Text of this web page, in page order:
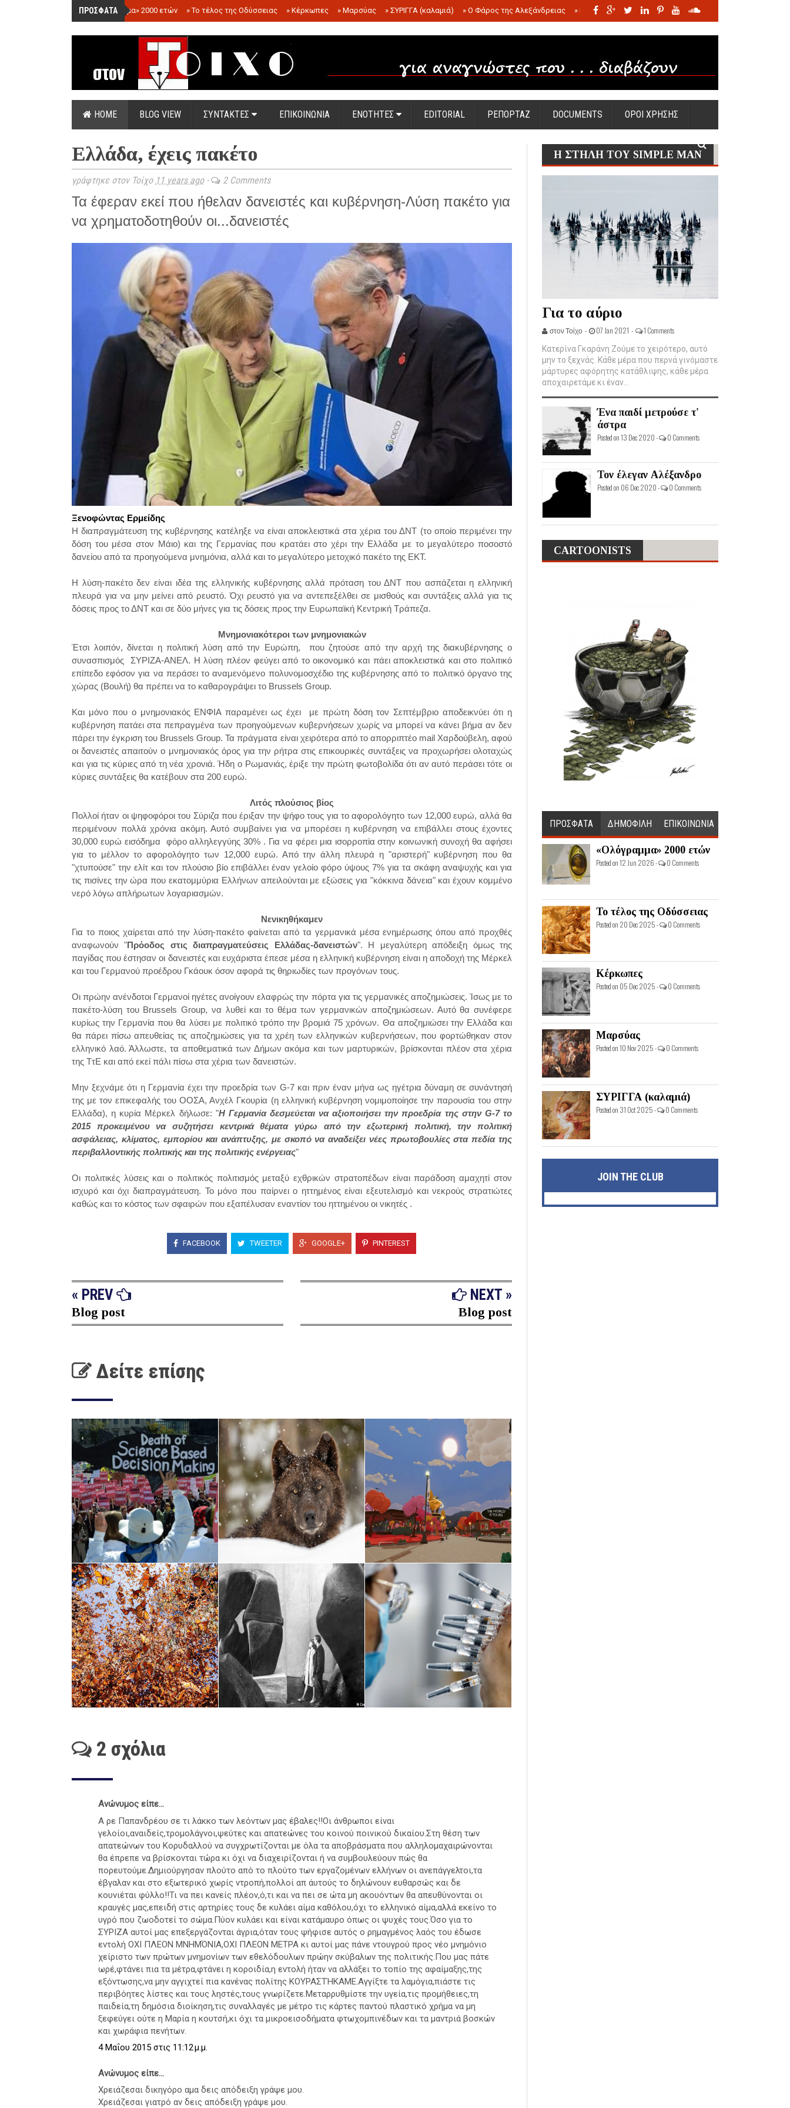
ΠΡΟΣΦΑΤΑ
»«Ολόγραμμα» 2000 ετών »Το τέλος της Οδύσσειας » Κέρκωπες » Μαρσύας » ΣΥΡΙΓΓΑ (καλαμιά) » Ο Φάρος της Αλεξάνδρειας » Η σφαγή των νηπίων της Σάντας
.
HOME BLOG VIEW ΣΥΝΤΑΚΤΕΣ ΕΠΙΚΟΙΝΩΝΙΑ ΕΝΟΤΗΤΕΣ EDITORIAL ΡΕΠΟΡΤΑΖ DOCUMENTS ΟΡΟΙ ΧΡΗΣΗΣ
Ελλάδα, έχεις πακέτο
γράφτηκε στον Τοίχο 11 years ago- 2 Comments
Τα έφεραν εκεί που ήθελαν δανειστές και κυβέρνηση-Λύση πακέτο για
να χρηματοδοτηθούν οι...δανειστές
Ξενοφώντας Ερμείδης
Η διαπραγμάτευση της κυβέρνησης κατέληξε να είναι αποκλειστικά στα χέρια του ΔΝΤ (το οποίο περιμένει την
δόση του μέσα στον Μάιο) και της Γερμανίας που κρατάει στο χέρι την Ελλάδα με το μεγαλύτερο ποσοστό
δανείου από τα προηγούμενα μνημόνια, αλλά και το μεγαλύτερο μετοχικό πακέτο της ΕΚΤ.
Η λύση-πακέτο δεν είναι ιδέα της ελληνικής κυβέρνησης αλλά πρόταση του ΔΝΤ που ασπάζεται η ελληνική
πλευρά για να μην μείνει από ρευστό. Όχι ρευστό για να αντεπεξέλθει σε μισθούς και συντάξεις αλλά για τις
δόσεις προς το ΔΝΤ και σε δύο μήνες για τις δόσεις προς την Ευρωπαϊκή Κεντρική Τράπεζα.
Μνημονιακότεροι των μνημονιακών
Έτσι λοιπόν, δίνεται η πολιτική λύση από την Ευρώπη, που ζητούσε από την αρχή της διακυβέρνησης ο
συνασπισμός ΣΥΡΙΖΑ-ΑΝΕΛ. Η λύση πλέον φεύγει από το οικονομικό και πάει αποκλειστικά και στο πολιτικό
επίπεδο εφόσον για να περάσει το αναμενόμενο πολυνομοσχέδιο της κυβέρνησης από το πολιτικό όργανο της
χώρας (Βουλή) θα πρέπει να το καθαρογράψει το Brussels Group.
Και μόνο που ο μνημονιακός ΕΝΦΙΑ παραμένει ως έχει με πρώτη δόση τον Σεπτέμβριο αποδεικνύει ότι η
κυβέρνηση πατάει στα πεπραγμένα των προηγούμενων κυβερνήσεων χωρίς να μπορεί να κάνει βήμα αν δεν
πάρει την έγκριση του Brussels Group. Τα πράγματα είναι χειρότερα από το απορριπτέο mail Χαρδούβελη, αφού
οι δανειστές απαιτούν ο μνημονιακός όρος για την ρήτρα στις επικουρικές συντάξεις να προχωρήσει ολοταχώς
και για τις κύριες από τη νέα χρονιά. Ήδη ο Ρωμανιάς, έριξε την πρώτη φωτοβολίδα ότι αν αυτό περάσει τότε οι
κύριες συντάξεις θα κατέβουν στα 200 ευρώ.
Λιτός πλούσιος βίος
Πολλοί ήταν οι ψηφοφόροι του Σύριζα που έριξαν την ψήφο τους για το αφορολόγητο των 12,000 ευρώ, αλλά θα
περιμένουν πολλά χρόνια ακόμη. Αυτό συμβαίνει για να μπορέσει η κυβέρνηση να επιβάλλει στους έχοντες
30,000 ευρώ εισόδημα φόρο αλληλεγγύης 30% . Για να φέρει μια ισορροπία στην κοινωνική συνοχή θα αφήσει
για το μέλλον το αφορολόγητο των 12,000 ευρώ. Από την άλλη πλευρά η "αριστερή" κυβέρνηση που θα
"χτυπούσε" την ελίτ και τον πλούσιο βίο επιβάλλει έναν γελοίο φόρο ύψους 7% για τα σκάφη αναψυχής και για
τις πισίνες την ώρα που εκατομμύρια Ελλήνων απειλούνται με εξώσεις για "κόκκινα δάνεια" και έχουν κομμένο
νερό λόγω απλήρωτων λογαριασμών.
Νενικηθήκαμεν
Για το ποιος χαίρεται από την λύση-πακέτο φαίνεται από τα γερμανικά μέσα ενημέρωσης όπου από προχθές
αναφωνούν "Πρόοδος στις διαπραγματεύσεις Ελλάδας-δανειστών". Η μεγαλύτερη απόδειξη όμως της
παγίδας που έστησαν οι δανειστές και ευχάριστα έπεσε μέσα η ελληνική κυβέρνηση είναι η αποδοχή της Μέρκελ
και του Γερμανού προέδρου Γκάουκ όσον αφορά τις θηριωδίες των προγόνων τους.
Οι πρώην ανένδοτοι Γερμανοί ηγέτες ανοίγουν ελαφρώς την πόρτα για τις γερμανικές αποζημιώσεις. Ίσως με το
πακέτο-λύση του Brussels Group, να λυθεί και το θέμα των γερμανικών αποζημιώσεων. Αυτό θα συνέφερε
κυρίως την Γερμανία που θα λύσει με πολιτικό τρόπο την βρομιά 75 χρόνων. Θα αποζημιώσει την Ελλάδα και
θα πάρει πίσω απευθείας τις αποζημιώσεις για τα χρέη των ελληνικών κυβερνήσεων, που φορτώθηκαν στον
ελληνικό λαό. Άλλωστε, τα αποθεματικά των Δήμων ακόμα και των μαρτυρικών, βρίσκονται πλέον στα χέρια
της ΤτΕ και από εκεί πάλι πίσω στα χέρια των δανειστών.
Μην ξεχνάμε ότι η Γερμανία έχει την προεδρία των G-7 και πριν έναν μήνα ως ηγέτρια δύναμη σε συνάντησή
της με τον επικεφαλής του ΟΟΣΑ, Ανχέλ Γκουρία (η ελληνική κυβέρνηση νομιμοποίησε την παρουσία του στην
Ελλάδα), η κυρία Μέρκελ δήλωσε: "Η Γερμανία δεσμεύεται να αξιοποιήσει την προεδρία της στην G-7 το
2015 προκειμένου να συζητήσει κεντρικά θέματα γύρω από την εξωτερική πολιτική, την πολιτική
ασφάλειας, κλίματος, εμπορίου και ανάπτυξης, με σκοπό να αναδείξει νέες πρωτοβουλίες στα πεδία της
περιβαλλοντικής πολιτικής και της πολιτικής ενέργειας"
Οι πολιτικές λύσεις και ο πολιτικός πολιτισμός μεταξύ εχθρικών στρατοπέδων είναι παράδοση αμαχητί στον
ισχυρό και όχι διαπραγμάτευση. Το μόνο που παίρνει ο ηττημένος είναι εξευτελισμό και νεκρούς στρατιώτες
καθώς και το κόστος των σφαιρών που εξαπέλυσαν εναντίον του ηττημένου οι νικητές .
FACEBOOK TWEETER GOOGLE+ PINTEREST
« PREV
Blog post
NEXT »
Blog post
Δείτε επίσης
2 σχόλια
Ανώνυμος είπε...
Α ρε Παπανδρέου σε τι λάκκο των λεόντων μας έβαλες!!Οι άνθρωποι είναι
γελοίοι,αναιδείς,τρομολάγνοι,ψεύτες και απατεώνες του κοινού ποινικού δικαίου.Στη θέση των
απατεώνων του Κορυδαλλού να συγχρωτίζονται με όλα τα αποβράσματα που αλληλομαχαιρώνονται
θα έπρεπε να βρίσκονται τώρα κι όχι να διαχειρίζονται ή να συμβουλεύουν πώς θα
πορευτούμε.Δημιούργησαν πλούτο από το πλούτο των εργαζομένων ελλήνων οι ανεπάγγελτοι,τα
έβγαλαν και στο εξωτερικό χωρίς ντροπή,πολλοί απ άυτούς το δηλώνουν ευθαρσώς και δε
κουνιέται φύλλο!!Τι να πει κανείς πλέον,ό,τι και να πει σε ώτα μη ακουόντων θα απευθύνονται οι
κραυγές μας,επειδή στις αρτηρίες τους δε κυλάει αίμα καθόλου,όχι το ελληνικό αίμα,αλλά εκείνο το
υγρό που ζωοδοτεί το σώμα.Πύον κυλάει και είναι κατάμαυρο όπως οι ψυχές τους.Όσο για το
ΣΥΡΙΖΑ αυτοί μας επεξεργάζονται άγρια,όταν τους ψήφισε αυτός ο ρημαγμένος λαός του έδωσε
εντολή ΟΧΙ ΠΛΕΟΝ ΜΝΗΜΌΝΙΑ,ΟΧΙ ΠΛΕΟΝ ΜΕΤΡΑ κι αυτοί μας πάνε ντουγρού προς νέο μνημόνιο
χείριστο των πρώτων μνημονίων των εθελόδουλων πρώην σκύβαλων της πολιτικής.Που μας πάτε
ωρέ,φτάνει πια τα μέτρα,φτάνει η κοροιδία,η εντολή ήταν να αλλάξει το τοπίο της αφαίμαξης,της
εξόντωσης,να μην αγγιχτεί πια κανένας πολίτης ΚΟΥΡΑΣΤΉΚΑΜΕ.Αγγίξτε τα λαμόγια,πιάστε τις
περιβόητες λίστες και τους ληστές,τους γνωρίζετε.Μεταρρυθμίστε την υγεία,τις προμήθειες,τη
παιδεία,τη δημόσια διοίκηση,τις συναλλαγές με μέτρο τις κάρτες παντού πλαστικό χρήμα να μη
ξεφεύγει ούτε η Μαρία η κουτσή,κι όχι τα μικροεισοδήματα φτωχομπινέδων και τα μαντριά βοσκών
και χωράφια πενήτων.
4 Μαΐου 2015 στις 11:12 μ.μ.
Ανώνυμος είπε...
Χρειάζεσαι δικηγόρο αμα δεις απόδειξη γράψε μου.
Χρειάζεσαι γιατρό αν δεις απόδειξη γράψε μου.
Η ΣΤΗΛΗ ΤΟΥ SIMPLE MAN
Για το αύριο
στον Τοίχο - 07 Jan 2021 - 1 Comments
Κατερίνα Γκαράνη Ζούμε το χειρότερο, αυτό
μην το ξεχνάς. Κάθε μέρα που περνά γινόμαστε
μάρτυρες αφόρητης κατάθλιψης, κάθε μέρα
αποχαιρετάμε κι έναν...
Ένα παιδί μετρούσε τ'
άστρα
Posted on 13 Dec 2020 - 0 Comments
Τον έλεγαν Αλέξανδρο
Posted on 06 Dec 2020 - 0 Comments
CARTOONISTS
ΠΡΟΣΦΑΤΑ ΔΗΜΟΦΙΛΗ ΕΠΙΚΟΙΝΩΝΙΑ
«Ολόγραμμα» 2000 ετών
Posted on 12 Jun 2026 - 0 Comments
Το τέλος της Οδύσσειας
Posted on 20 Dec 2025 - 0 Comments
Κέρκωπες
Posted on 05 Dec 2025 - 0 Comments
Μαρσύας
Posted on 10 Nov 2025 - 0 Comments
ΣΥΡΙΓΓΑ (καλαμιά)
Posted on 31 Oct 2025 - 0 Comments
JOIN THE CLUB